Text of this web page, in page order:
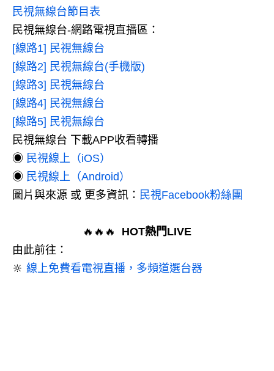
民視無線台節目表
民視無線台-網路電視直播區：
[線路1] 民視無線台
[線路2] 民視無線台(手機版)
[線路3] 民視無線台
[線路4] 民視無線台
[線路5] 民視無線台
民視無線台 下載APP收看轉播
◉ 民視線上（iOS）
◉ 民視線上（Android）
圖片與來源 或 更多資訊： 民視Facebook粉絲團
🔥🔥🔥
HOT熱門LIVE
由此前往：
🔆 線上免費看電視直播，多頻道選台器